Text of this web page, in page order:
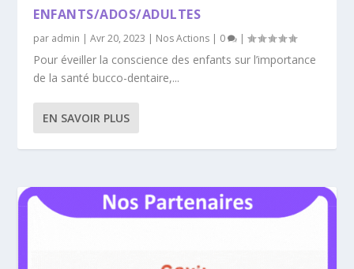
ENFANTS/ADOS/ADULTES
par admin |Avr 20, 2023 | Nos Actions | 0 |
Pour éveiller la conscience des enfants sur l’importance
de la santé bucco-dentaire,...
EN SAVOIR PLUS